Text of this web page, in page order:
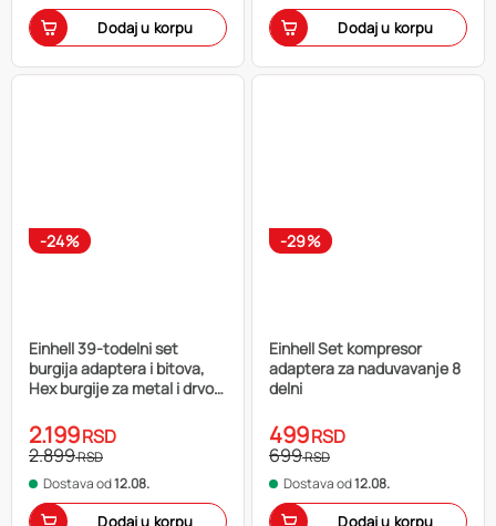
Dodaj u korpu Dodaj u korpu
-24%
Einhell 39-todelni set
burgija adaptera i bitova,
Hex burgije za metal i drvo,
2.199RSD
2.899RSD
Dostava od12.08.
Dodaj u korpu
-29%
Einhell Set kompresor
adaptera za naduvavanje 8
delni
499RSD
699RSD
Dostava od12.08.
Dodaj u korpu